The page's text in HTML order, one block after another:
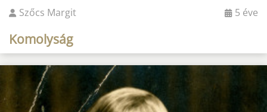
Szőcs Margit 5 éve
Komolyság